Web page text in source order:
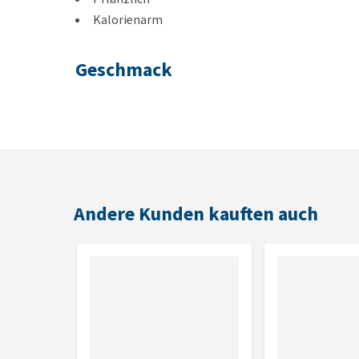
Kalorienarm
Geschmack
Andere Kunden kauften auch